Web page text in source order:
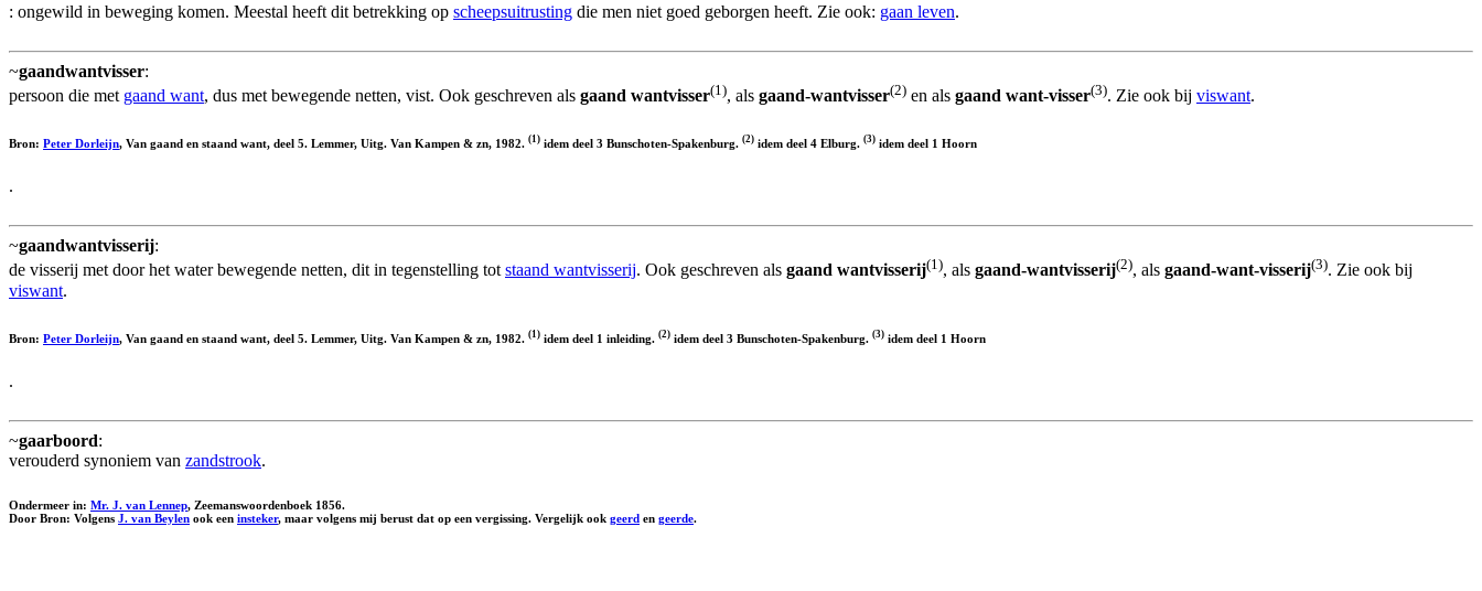
: ongewild in beweging komen. Meestal heeft dit betrekking op scheepsuitrusting die men niet goed geborgen heeft. Zie ook: gaan leven.
~gaandwantvisser:
persoon die met gaand want, dus met bewegende netten, vist. Ook geschreven als gaand wantvisser(1), als gaand-wantvisser(2) en als gaand want-visser(3). Zie ook bij viswant.
Bron: Peter Dorleijn, Van gaand en staand want, deel 5. Lemmer, Uitg. Van Kampen & zn, 1982. (1) idem deel 3 Bunschoten-Spakenburg. (2) idem deel 4 Elburg. (3) idem deel 1 Hoorn
.
~gaandwantvisserij:
de visserij met door het water bewegende netten, dit in tegenstelling totstaand wantvisserij. Ook geschreven als gaand wantvisserij(1), als gaand-wantvisserij(2), als gaand-want-visserij(3). Zie ook bij
viswant.
Bron: Peter Dorleijn , Van gaand en staand want, deel 5. Lemmer, Uitg. Van Kampen & zn, 1982. (1) idem deel 1 inleiding. (2) idem deel 3 Bunschoten-Spakenburg. (3) idem deel 1 Hoorn
.
~gaarboord:
verouderd synoniem van zandstrook.
Ondermeer in: Mr. J. van Lennep, Zeemanswoordenboek 1856.
Door Bron: Volgens J. van Beylen ook een insteker, maar volgens mij berust dat op een vergissing. Vergelijk ook geerd en geerde.